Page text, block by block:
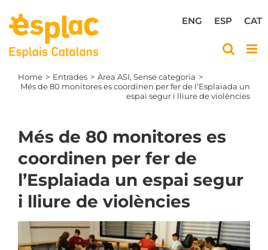
content
CAT
ESP
ENG
Home Entrades Àrea ASI Sense categoria
Més de 80 monitores es coordinen per fer de l’Esplaiada un
espai segur i lliure de violències
Més de 80 monitores es
coordinen per fer de
l’Esplaiada un espai segur
i lliure de violències
View
Larger